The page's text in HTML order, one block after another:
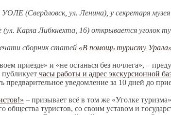
(Свердловск, ул. Ленина), у секретаря музея
(ул. Карла Либкнехта, 16) открывается уголок
сборник статей «В помощь туристу
приезде» и «не останься без ночлега», –
публикует часы работы и адрес экскурсионной
предварительное уведомление за 10 дней до
– призывает всё в том же «Уголке
общества туристов, со своим уставом и